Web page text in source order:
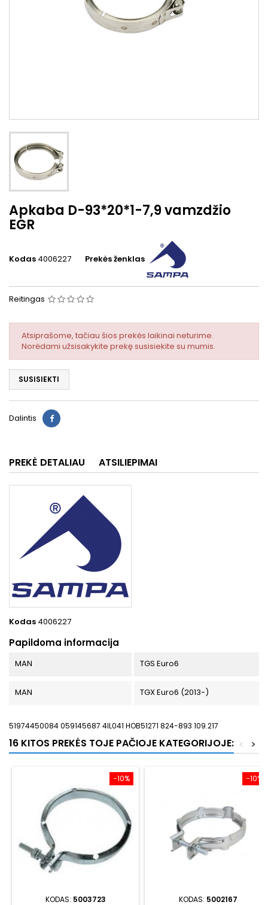
Apkaba D-93*20*1-7,9 vamzdžio
EGR
Kodas 4006227 Prekės ženklas
Reitingas
Atsiprašome, tačiau šios prekės laikinai neturime.
Norėdami užsisakykite prekę susisiekite su mumis.
SUSISIEKTI
Dalintis
PREKĖ DETALIAU ATSILIEPIMAI
Kodas 4006227
Papildoma informacija
MAN TGS Euro6
MAN TGX Euro6 (2013-)
51974450084 059145687 4IL041 HOB51271 824-893 109.217
16 KITOS PREKĖS TOJE PAČIOJE KATEGORIJOJE: >
<
−10%
KODAS: 5003723
−10%
KODAS: 5002167